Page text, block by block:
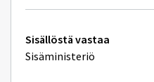
Tekniset
lisätiedot
Sisällöstä vastaa
Sisäministeriö